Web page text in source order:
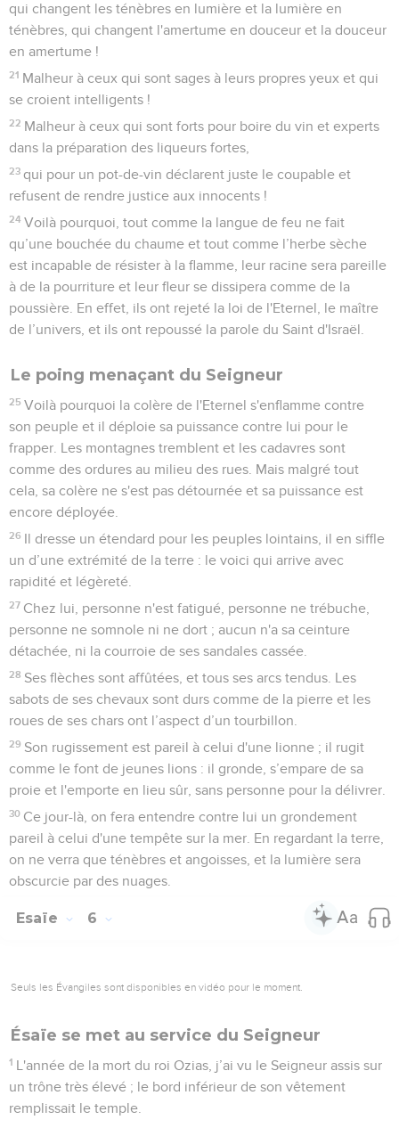
qui changent les ténèbres en lumière et la lumière en
ténèbres, qui changent l'amertume en douceur et la douceur
en amertume !
21 Malheur à ceux qui sont sages à leurs propres yeux et qui
se croient intelligents !
22 Malheur à ceux qui sont forts pour boire du vin et experts
dans la préparation des liqueurs fortes,
23 qui pour un pot-de-vin déclarent juste le coupable et
refusent de rendre justice aux innocents !
24 Voilà pourquoi, tout comme la langue de feu ne fait
qu’une bouchée du chaume et tout comme l’herbe sèche
est incapable de résister à la flamme, leur racine sera pareille
à de la pourriture et leur fleur se dissipera comme de la
poussière. En effet, ils ont rejeté la loi de l'Eternel, le maître
de l’univers, et ils ont repoussé la parole du Saint d'Israël.
Le poing menaçant du Seigneur
25 Voilà pourquoi la colère de l'Eternel s'enflamme contre
son peuple et il déploie sa puissance contre lui pour le
frapper. Les montagnes tremblent et les cadavres sont
comme des ordures au milieu des rues. Mais malgré tout
cela, sa colère ne s'est pas détournée et sa puissance est
encore déployée.
26 Il dresse un étendard pour les peuples lointains, il en siffle
un d’une extrémité de la terre : le voici qui arrive avec
rapidité et légèreté.
27 Chez lui, personne n'est fatigué, personne ne trébuche,
personne ne somnole ni ne dort ; aucun n'a sa ceinture
détachée, ni la courroie de ses sandales cassée.
28 Ses flèches sont affûtées, et tous ses arcs tendus. Les
sabots de ses chevaux sont durs comme de la pierre et les
roues de ses chars ont l’aspect d’un tourbillon.
29 Son rugissement est pareil à celui d'une lionne ; il rugit
comme le font de jeunes lions : il gronde, s’empare de sa
proie et l'emporte en lieu sûr, sans personne pour la délivrer.
30 Ce jour-là, on fera entendre contre lui un grondement
pareil à celui d'une tempête sur la mer. En regardant la terre,
on ne verra que ténèbres et angoisses, et la lumière sera
obscurcie par des nuages.
Esaïe 6
Seuls les Évangiles sont disponibles en vidéo pour le moment.
Ésaïe se met au service du Seigneur
1 L'année de la mort du roi Ozias, j’ai vu le Seigneur assis sur
un trône très élevé ; le bord inférieur de son vêtement
remplissait le temple.